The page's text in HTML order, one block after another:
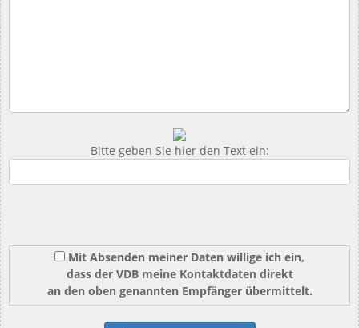
Bitte geben Sie hier den Text ein:
Mit Absenden meiner Daten willige ich ein,
dass der VDB meine Kontaktdaten direkt
an den oben genannten Empfänger übermittelt.